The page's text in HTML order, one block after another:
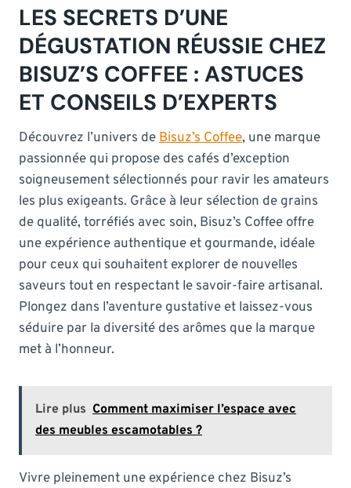
LES SECRETS D’UNE
DÉGUSTATION RÉUSSIE CHEZ
BISUZ’S COFFEE : ASTUCES
ET CONSEILS D’EXPERTS
Découvrez l’univers deBisuz’s Coffee, une marque
passionnée qui propose des cafés d’exception
soigneusement sélectionnés pour ravir les amateurs
les plus exigeants. Grâce à leur sélection de grains
de qualité, torréfiés avec soin, Bisuz’s Coffee offre
une expérience authentique et gourmande, idéale
pour ceux qui souhaitent explorer de nouvelles
saveurs tout en respectant le savoir-faire artisanal.
Plongez dans l’aventure gustative et laissez-vous
séduire par la diversité des arômes que la marque
met à l’honneur.
Lire plus Comment maximiser l’espace avec
des meubles escamotables ?
Vivre pleinement une expérience chez Bisuz’s